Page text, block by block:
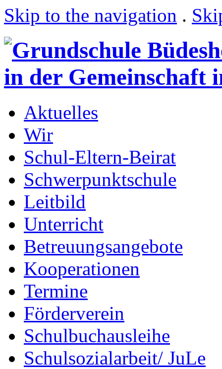
Skip to the navigation .
Aktuelles
Wir
Schul-Eltern-Beirat
Schwerpunktschule
Leitbild
Unterricht
Betreuungsangebote
Kooperationen
Termine
Förderverein
Schulbuchausleihe
Schulsozialarbeit/ JuLe